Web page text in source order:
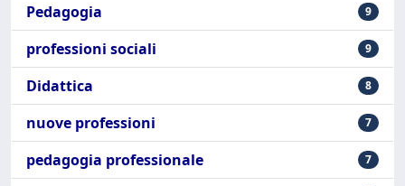
Pedagogia 9
professioni sociali 9
Didattica 8
nuove professioni 7
pedagogia professionale 7